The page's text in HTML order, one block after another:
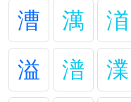
漕
澫 渞
溢
潽 澲